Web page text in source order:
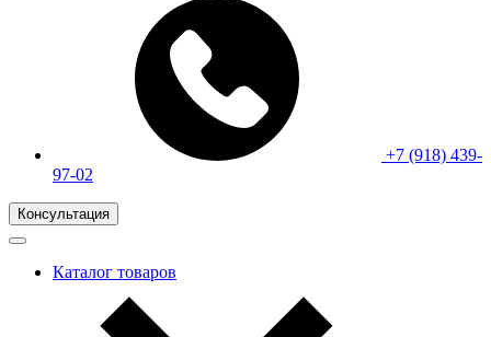
+7 (918) 439-
97-02
Консультация
Каталог товаров